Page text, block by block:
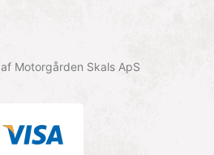
Motorgården Skals ApS